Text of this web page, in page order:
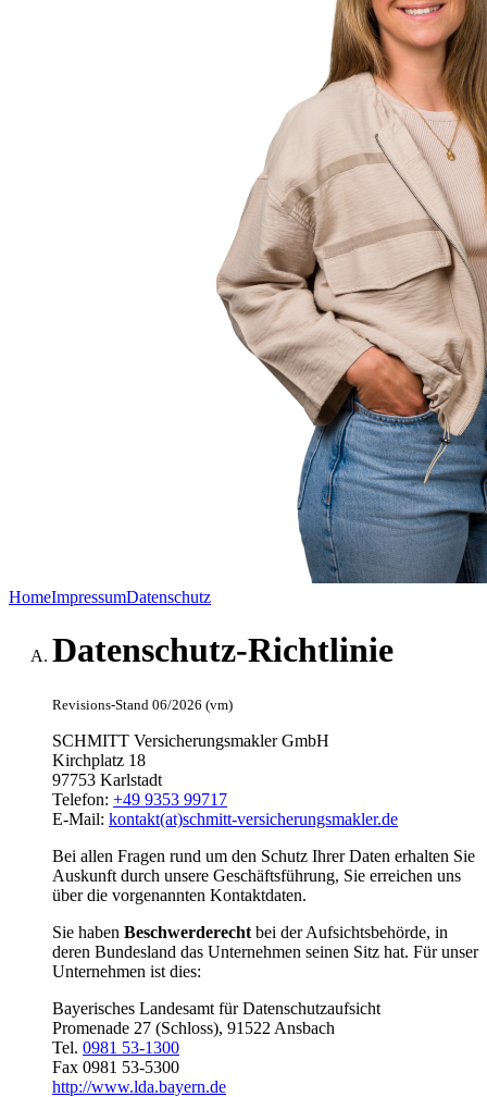
HomeImpressumDatenschutz
Datenschutz-Richtlinie
Revisions-Stand 06/2026 (vm)
SCHMITT Versicherungsmakler GmbH
Kirchplatz 18
97753 Karlstadt
Telefon: +49 9353 99717
E-Mail: kontakt(at)schmitt-versicherungsmakler.de
Bei allen Fragen rund um den Schutz Ihrer Daten erhalten Sie
Auskunft durch unsere Geschäftsführung, Sie erreichen uns
über die vorgenannten Kontaktdaten.
Sie haben Beschwerderecht bei der Aufsichtsbehörde, in
deren Bundesland das Unternehmen seinen Sitz hat. Für unser
Unternehmen ist dies:
Bayerisches Landesamt für Datenschutzaufsicht
Promenade 27 (Schloss), 91522 Ansbach
Tel. 0981 53-1300
Fax 0981 53-5300
http://www.lda.bayern.de